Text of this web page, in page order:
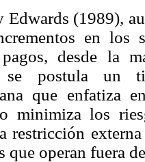
Edwards (1989),
en los
desde la
se postula un
que enfatiza
minimiza los
restricción
que operan fuera